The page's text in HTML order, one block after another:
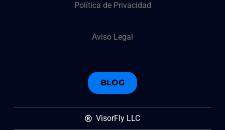
Política de Privacidad
Aviso Legal
BLOG
VisorFly LLC